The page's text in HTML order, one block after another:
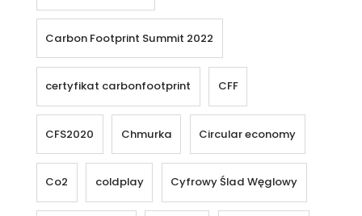
Carbon Footprint Summit 2022
certyfikat carbonfootprint CFF
CFS2020 Chmurka Circular economy
Co2 coldplay Cyfrowy Ślad Węglowy